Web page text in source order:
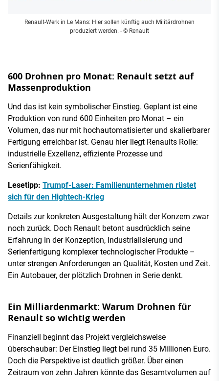
Renault-Werk in Le Mans: Hier sollen künftig auch Militärdrohnen
produziert werden. - © Renault
600 Drohnen pro Monat: Renault setzt auf
Massenproduktion
Und das ist kein symbolischer Einstieg. Geplant ist eine
Produktion von rund 600 Einheiten pro Monat – ein
Volumen, das nur mit hochautomatisierter und skalierbarer
Fertigung erreichbar ist. Genau hier liegt Renaults Rolle:
industrielle Exzellenz, effiziente Prozesse und
Serienfähigkeit.
Lesetipp: Trumpf-Laser: Familienunternehmen rüstet
sich für den Hightech-Krieg
Details zur konkreten Ausgestaltung hält der Konzern zwar
noch zurück. Doch Renault betont ausdrücklich seine
Erfahrung in der Konzeption, Industrialisierung und
Serienfertigung komplexer technologischer Produkte –
unter strengen Anforderungen an Qualität, Kosten und Zeit.
Ein Autobauer, der plötzlich Drohnen in Serie denkt.
Ein Milliardenmarkt: Warum Drohnen für
Renault so wichtig werden
Finanziell beginnt das Projekt vergleichsweise
überschaubar: Der Einstieg liegt bei rund 35 Millionen Euro.
Doch die Perspektive ist deutlich größer. Über einen
Zeitraum von zehn Jahren könnte das Gesamtvolumen auf